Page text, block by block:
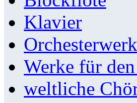
Klavier
Werke für
weltliche